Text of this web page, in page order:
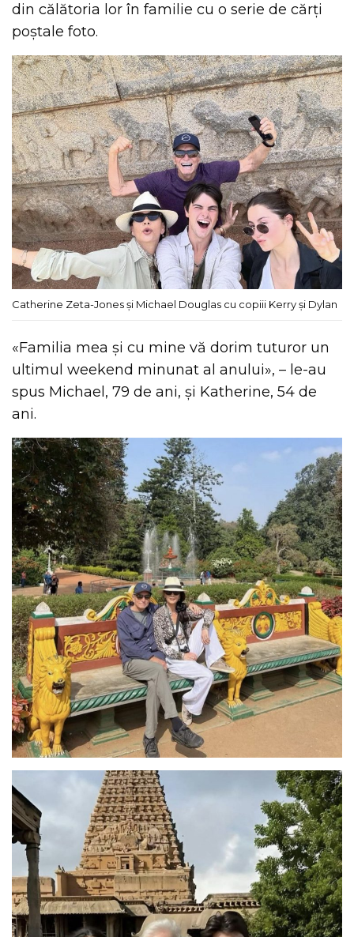
din călătoria lor în familie cu o serie de cărți
poștale foto.
Catherine Zeta-Jones și Michael Douglas cu copiii Kerry și Dylan
«Familia mea și cu mine vă dorim tuturor un
ultimul weekend minunat al anului», – le-au
spus Michael, 79 de ani, și Katherine, 54 de
ani.